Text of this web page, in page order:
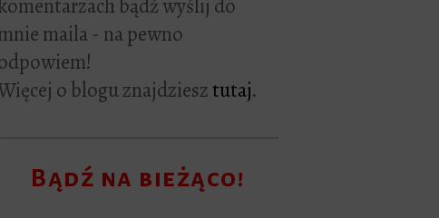
bądź wyślij do
maila - na pewno
o blogu znajdziesztutaj.
Bądź na bieżąco!